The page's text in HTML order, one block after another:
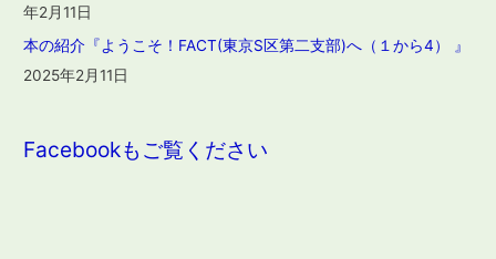
年2月11日
本の紹介『ようこそ！FACT(東京S区第二支部)へ（１から4） 』
2025年2月11日
Facebookもご覧ください